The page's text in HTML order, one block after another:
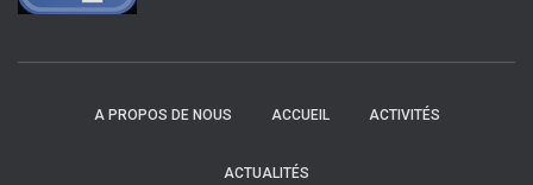
A PROPOS DE NOUS ACCUEIL ACTIVITÉS
ACTUALITÉS